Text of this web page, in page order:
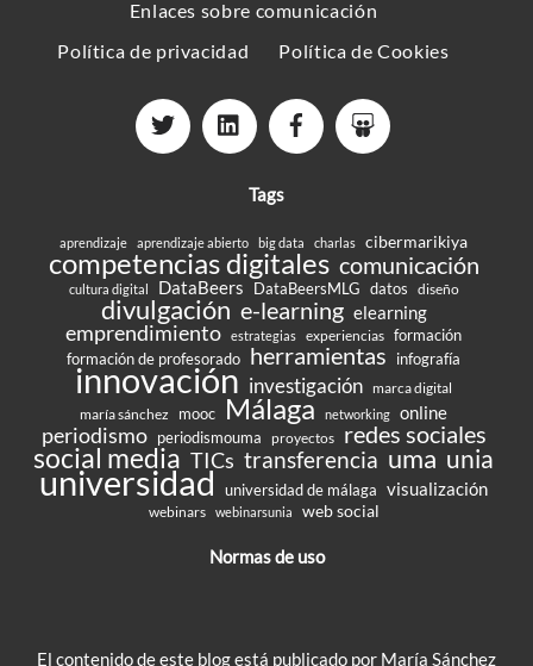
Enlaces sobre comunicación
Política de privacidad
Política de Cookies
Tags
aprendizaje aprendizaje abierto big data charlas cibermarikiya
competencias digitales comunicación
cultura digital DataBeers DataBeersMLG datos diseño
divulgación e-learning elearning
emprendimiento estrategias experiencias formación
formación de profesorado herramientas infografía
innovación investigación marca digital
maría sánchez
mooc Málaga networking online
periodismo periodismouma proyectos redes sociales
social media TICs transferencia uma unia
universidad universidad de málaga visualización
webinars webinarsunia web social
Normas de uso
El contenido de este blog está publicado por María Sánchez